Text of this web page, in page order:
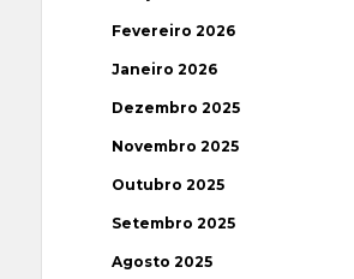
Fevereiro 2026
Janeiro 2026
Dezembro 2025
Novembro 2025
Outubro 2025
Setembro 2025
Agosto 2025